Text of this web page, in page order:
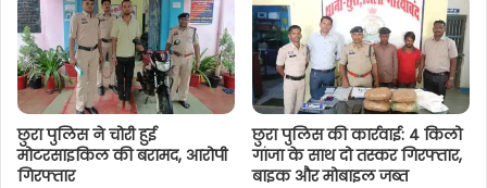
छुरा पुलिस ने चोरी हुई
मोटरसाइकिल की बरामद, आरोपी
गिरफ्तार
छुरा पुलिस की कार्रवाई: 4 किलो
गांजा के साथ दो तस्कर गिरफ्तार,
बाइक और मोबाइल जब्त